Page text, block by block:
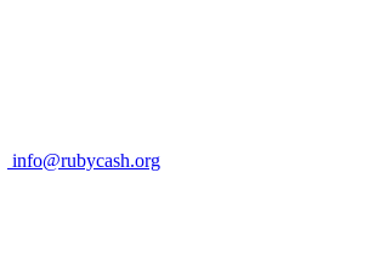
info@rubycash.org